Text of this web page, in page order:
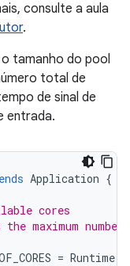
consulte a aula
.
tamanho do pool
total de
de sinal de
entrada.
Application {
cores
the maximum number
= Runtime